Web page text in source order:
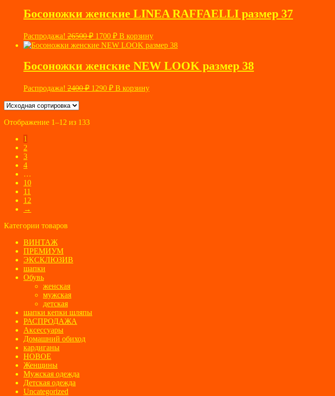
Босоножки женские LINEA RAFFAELLI размер 37
Распродажа! 26500₽ Первоначальная
цена
составляла
1700 ₽Текущая
цена:
В корзину
Босоножки женские NEW LOOK размер 38
Распродажа! 2400₽ Первоначальная
1290 ₽Текущая
цена:
В корзину
Отображение 1–12 из 133
1
2
3
4
…
10
11
12
→
Категории товаров
ВИНТАЖ
ПРЕМИУМ
ЭКСКЛЮЗИВ
шапки
Обувь
женская
мужская
детская
шапки кепки шляпы
РАСПРОДАЖА
Аксессуары
Домашний обиход
кардиганы
НОВОЕ
Женщины
Мужская одежда
Детская одежда
Uncategorized